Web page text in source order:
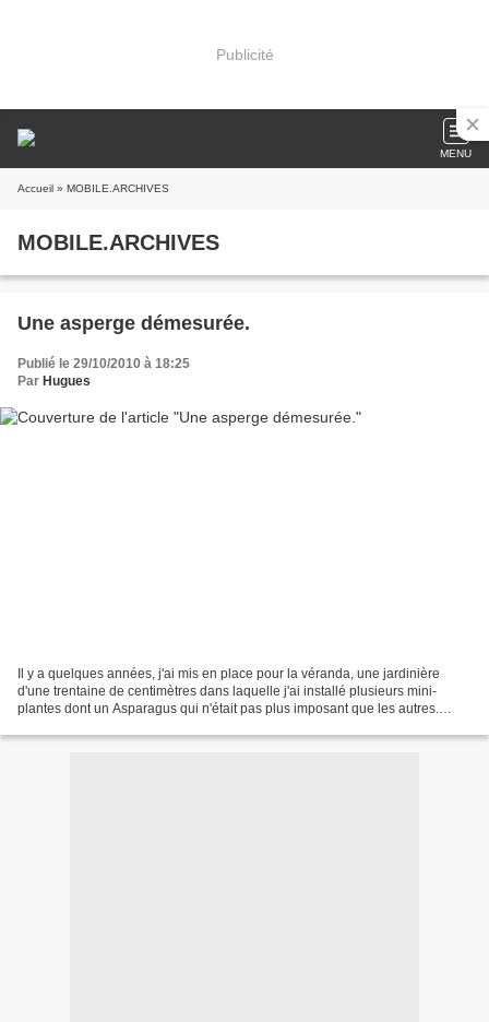
Publicité
MENU
Accueil » MOBILE.ARCHIVES
MOBILE.ARCHIVES
Une asperge démesurée.
Publié le 29/10/2010 à 18:25
Par Hugues
Il y a quelques années, j'ai mis en place pour la véranda, une jardinière
d'une trentaine de centimètres dans laquelle j'ai installé plusieurs mini-
plantes dont un Asparagus qui n'était pas plus imposant que les autres.